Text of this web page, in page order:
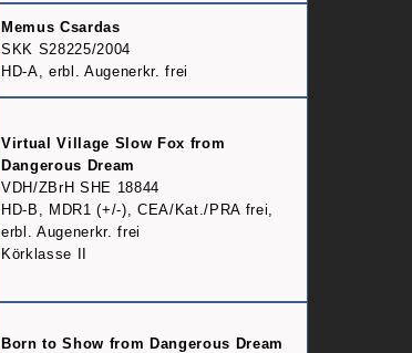
Memus Csardas
SKK S28225/2004
HD-A, erbl. Augenerkr. frei
Virtual Village Slow Fox from
Dangerous Dream
VDH/ZBrH SHE 18844
HD-B, MDR1 (+/-), CEA/Kat./PRA frei,
erbl. Augenerkr. frei
Körklasse II
Born to Show from Dangerous Dream